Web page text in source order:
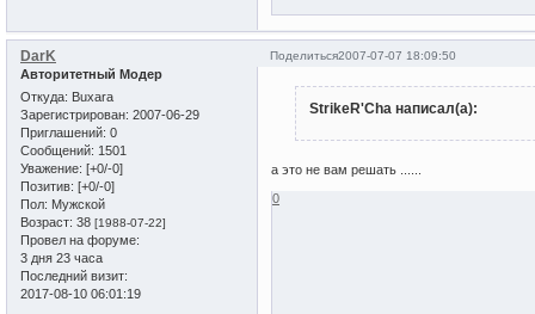
Поделиться2007-07-07 18:09:50
DarK
Авторитетный Модер
Откуда: Buxara
Зарегистрирован: 2007-06-29
Приглашений: 0
Сообщений: 1501
Уважение: [+0/-0]
Позитив: [+0/-0]
Пол: Мужской
Возраст: 38 [1988-07-22]
Провел на форуме:
3 дня 23 часа
Последний визит:
2017-08-10 06:01:19
StrikeR'Cha написал(а):
а это не вам решать ......
0